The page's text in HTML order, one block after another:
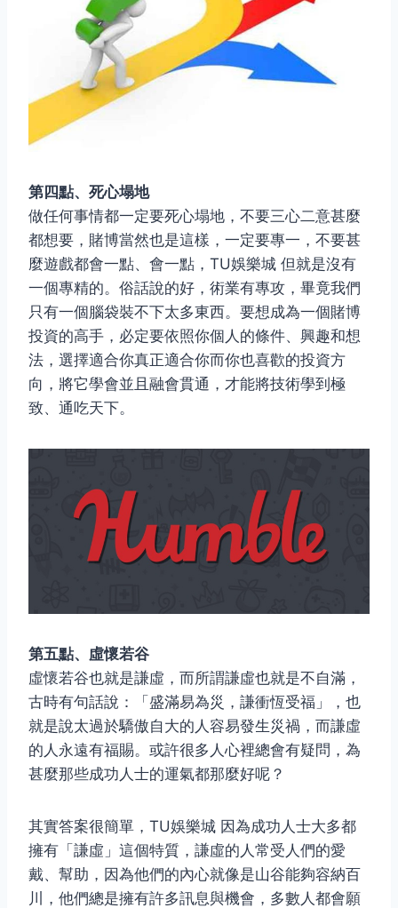
第四點、死心塌地
做任何事情都一定要死心塌地，不要三心二意甚麼
都想要，賭博當然也是這樣，一定要專一，不要甚
麼遊戲都會一點、會一點，TU娛樂城 但就是沒有
一個專精的。俗話說的好，術業有專攻，畢竟我們
只有一個腦袋裝不下太多東西。要想成為一個賭博
投資的高手，必定要依照你個人的條件、興趣和想
法，選擇適合你真正適合你而你也喜歡的投資方
向，將它學會並且融會貫通，才能將技術學到極
致、通吃天下。
第五點、虛懷若谷
虛懷若谷也就是謙虛，而所謂謙虛也就是不自滿，
古時有句話說：「盛滿易為災，謙衝恆受福」，也
就是說太過於驕傲自大的人容易發生災禍，而謙虛
的人永遠有福賜。或許很多人心裡總會有疑問，為
甚麼那些成功人士的運氣都那麼好呢？
其實答案很簡單，TU娛樂城 因為成功人士大多都
擁有「謙虛」這個特質，謙虛的人常受人們的愛
戴、幫助，因為他們的內心就像是山谷能夠容納百
川，他們總是擁有許多訊息與機會，多數人都會願